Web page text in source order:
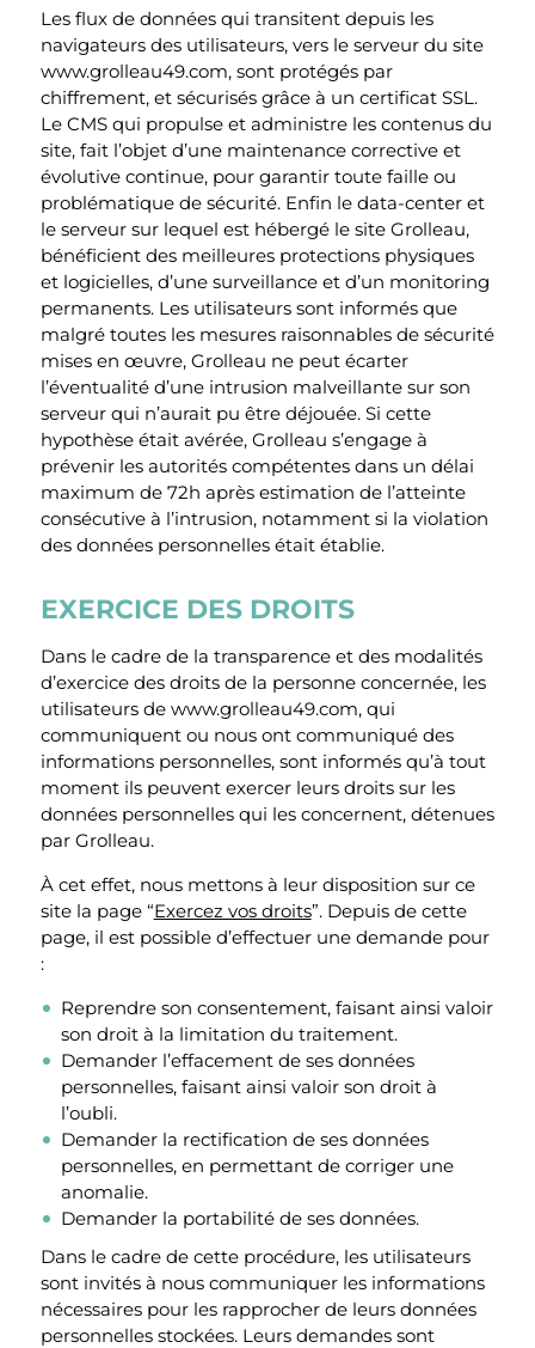
Les flux de données qui transitent depuis les
navigateurs des utilisateurs, vers le serveur du site
www.grolleau49.com, sont protégés par
chiffrement, et sécurisés grâce à un certificat SSL.
Le CMS qui propulse et administre les contenus du
site, fait l’objet d’une maintenance corrective et
évolutive continue, pour garantir toute faille ou
problématique de sécurité. Enfin le data-center et
le serveur sur lequel est hébergé le site Grolleau,
bénéficient des meilleures protections physiques
et logicielles, d’une surveillance et d’un monitoring
permanents. Les utilisateurs sont informés que
malgré toutes les mesures raisonnables de sécurité
mises en œuvre, Grolleau ne peut écarter
l’éventualité d’une intrusion malveillante sur son
serveur qui n’aurait pu être déjouée. Si cette
hypothèse était avérée, Grolleau s’engage à
prévenir les autorités compétentes dans un délai
maximum de 72h après estimation de l’atteinte
consécutive à l’intrusion, notamment si la violation
des données personnelles était établie.
EXERCICE DES DROITS
Dans le cadre de la transparence et des modalités
d’exercice des droits de la personne concernée, les
utilisateurs de www.grolleau49.com, qui
communiquent ou nous ont communiqué des
informations personnelles, sont informés qu’à tout
moment ils peuvent exercer leurs droits sur les
données personnelles qui les concernent, détenues
par Grolleau.
À cet effet, nous mettons à leur disposition sur ce
site la page “Exercez vos droits”. Depuis de cette
page, il est possible d’effectuer une demande pour
:
Reprendre son consentement, faisant ainsi valoir
son droit à la limitation du traitement.
Demander l’effacement de ses données
personnelles, faisant ainsi valoir son droit à
l’oubli.
Demander la rectification de ses données
personnelles, en permettant de corriger une
anomalie.
Demander la portabilité de ses données.
Dans le cadre de cette procédure, les utilisateurs
sont invités à nous communiquer les informations
nécessaires pour les rapprocher de leurs données
personnelles stockées. Leurs demandes sont